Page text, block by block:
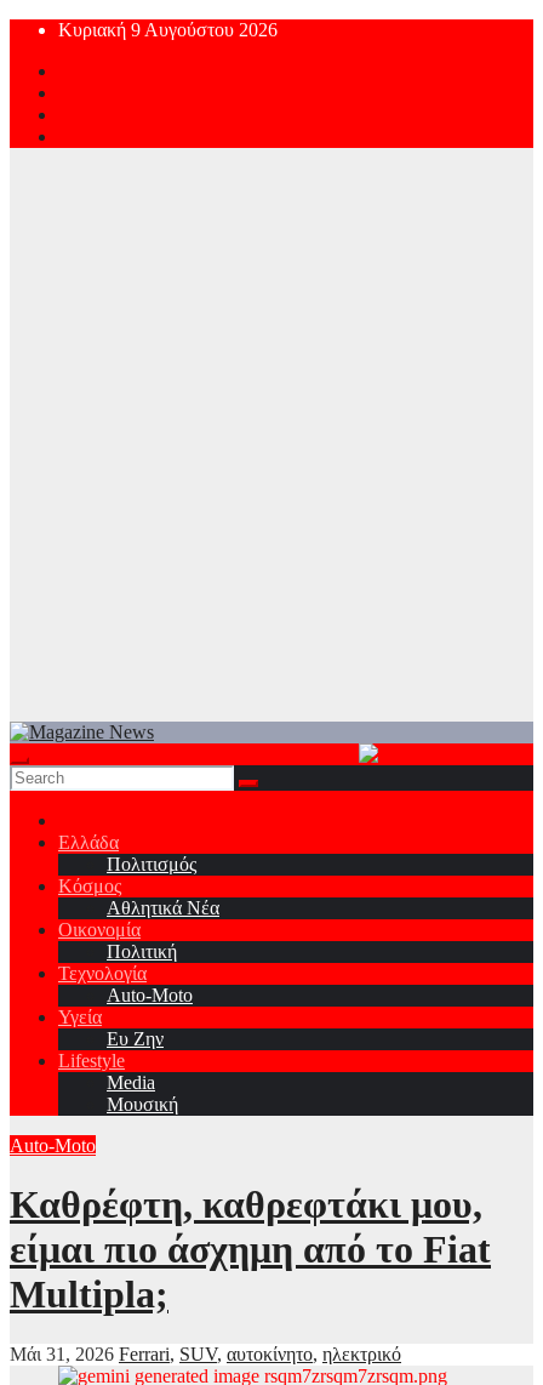
Skip
content
Κυριακή 9 Αυγούστου 2026
Ελλάδα
Πολιτισμός
Κόσμος
Αθλητικά Νέα
Οικονομία
Πολιτική
Τεχνολογία
Auto-Moto
Υγεία
Ευ Ζην
Lifestyle
Media
Μουσική
Auto-Moto
Καθρέφτη, καθρεφτάκι μου,
είμαι πιο άσχημη από το Fiat
Multipla;
Μάι 31, 2026 Ferrari, SUV, αυτοκίνητο, ηλεκτρικό